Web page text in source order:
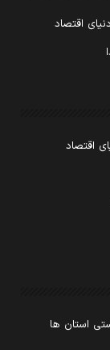
اقتصاد
اقتصاد
استان ها